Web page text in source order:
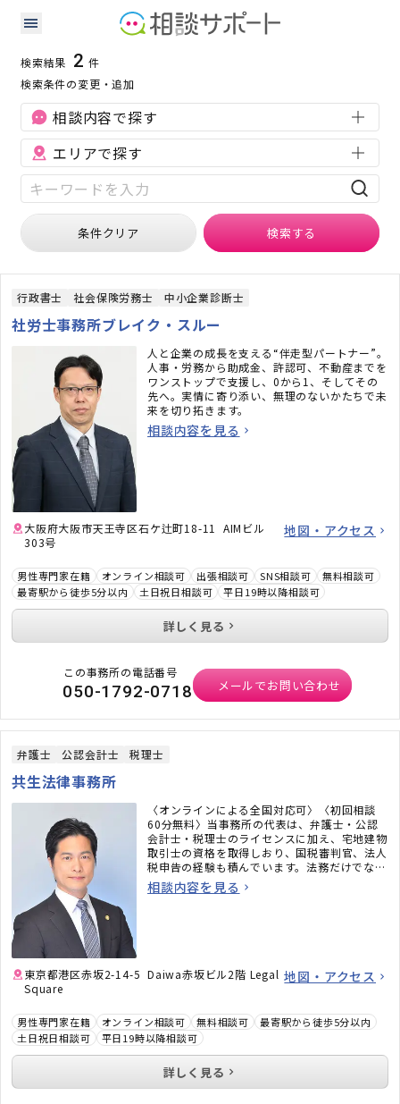
和歌山県の補助金・助成金に強い専門家の検索結果
和歌山県 補助金・助成金
検索結果 2 件
検索条件の変更・追加
相談内容で探す
エリアで探す
条件クリア 検索する
行政書士 社会保険労務士 中小企業診断士
社労士事務所ブレイク・スルー
人と企業の成長を支える“伴走型パートナー”。
人事・労務から助成金、許認可、不動産までを
ワンストップで支援し、0から1、そしてその
先へ。実情に寄り添い、無理のないかたちで未
来を切り拓きます。
相談内容を見る
大阪府大阪市天王寺区石ケ辻町18-11 AIMビル
303号
地図・アクセス
男性専門家在籍 オンライン相談可 出張相談可 SNS相談可
無料相談可
最寄駅から徒歩5分以内
土日祝日相談可 平日19時以降相談可
詳しく見る
この事務所の電話番号
050-1792-0718 メールでお問い合わせ
弁護士 公認会計士 税理士
共生法律事務所
〈オンラインによる全国対応可〉〈初回相談
60分無料〉当事務所の代表は、弁護士・公認
会計士・税理士のライセンスに加え、宅地建物
取引士の資格を取得しおり、国税審判官、法人
税申告の経験も積んでいます。法務だけでな
く、税務のことまで考えた包括的なサポートを
ご提供いたします。不動産・相続でお困りの
相談内容を見る
東京都港区赤坂2-14-5 Daiwa赤坂ビル2階 Legal
Square
地図・アクセス
男性専門家在籍 オンライン相談可 無料相談可
最寄駅から徒歩5分以内
土日祝日相談可
平日19時以降相談可
詳しく見る